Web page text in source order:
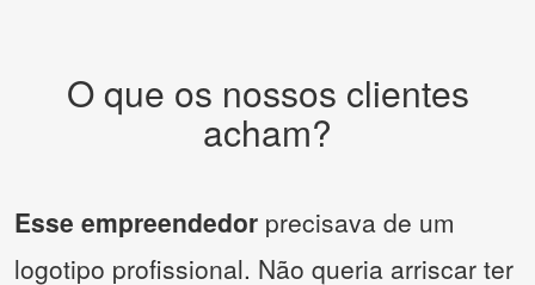
O que os nossos clientes
acham?
Esse empreendedor precisava de um
logotipo profissional. Não queria arriscar ter